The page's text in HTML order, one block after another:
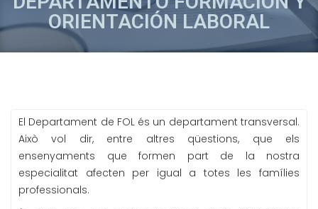
ORIENTACIÓN LABORAL
DEPARTAMENTO FORMACIÓN
El Departament de FOL és un departament transversal.
Això vol dir, entre altres qüestions, que els
ensenyaments que formen part de la nostra
especialitat afecten per igual a totes les famílies
professionals.